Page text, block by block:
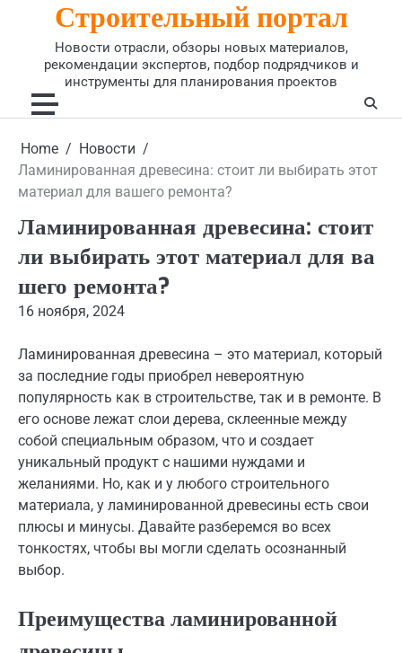
Строительный портал
Новости отрасли, обзоры новых материалов,
рекомендации экспертов, подбор подрядчиков и
инструменты для планирования проектов
Home
Новости
Ламинированная древесина: стоит ли выбирать этот
материал для вашего ремонта?
Ламинированная древесина: стоит
ли выбирать этот материал для ва
шего ремонта?
16 ноября, 2024
Ламинированная древесина – это материал, который
за последние годы приобрел невероятную
популярность как в строительстве, так и в ремонте. В
его основе лежат слои дерева, склеенные между
собой специальным образом, что и создает
уникальный продукт с нашими нуждами и
желаниями. Но, как и у любого строительного
материала, у ламинированной древесины есть свои
плюсы и минусы. Давайте разберемся во всех
тонкостях, чтобы вы могли сделать осознанный
выбор.
Преимущества ламинированной